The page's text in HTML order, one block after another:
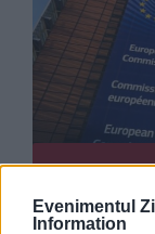
Evenimentul
Information
Comisia